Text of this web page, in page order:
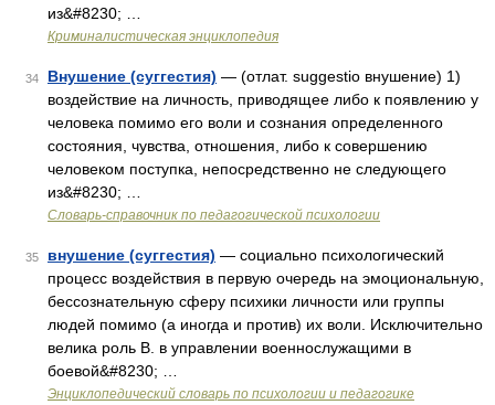
из&#8230; …
Криминалистическая энциклопедия
34 Внушение (суггестия) — (отлат. suggestio внушение) 1)
воздействие на личность, приводящее либо к появлению у
человека помимо его воли и сознания определенного
состояния, чувства, отношения, либо к совершению
человеком поступка, непосредственно не следующего
из&#8230; …
Словарь-справочник по педагогической психологии
35 внушение (суггестия) — социально психологический
процесс воздействия в первую очередь на эмоциональную,
бессознательную сферу психики личности или группы
людей помимо (а иногда и против) их воли. Исключительно
велика роль В. в управлении военнослужащими в
боевой&#8230; …
Энциклопедический словарь по психологии и педагогике